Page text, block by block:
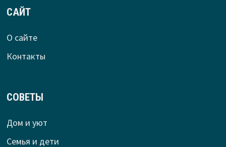
САЙТ
О сайте
Контакты
СОВЕТЫ
Дом и уют
Семья и дети